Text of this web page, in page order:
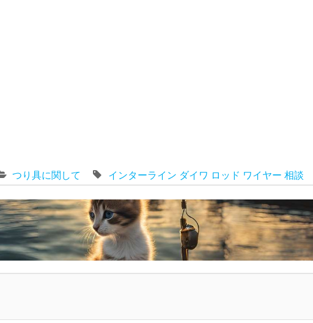
つり具に関して インターライン ダイワ ロッド ワイヤー 相談